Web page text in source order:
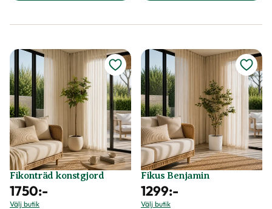
Fikonträd konstgjord
1750:-
Välj butik
Fikus Benjamin
1299:-
Välj butik